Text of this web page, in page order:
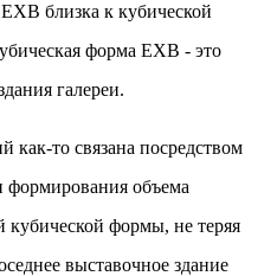
близка к кубической
форма EXB - это
галереи.
как-то связана посредством
объема
кубической формы, не теряя
выставочное здание